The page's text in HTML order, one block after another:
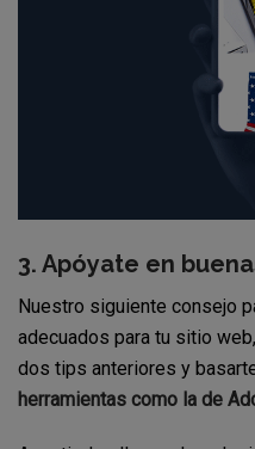
3. Apóyate en
Nuestro siguiente consejo
adecuados para tu sitio
dos tips anteriores y
herramientas como la de